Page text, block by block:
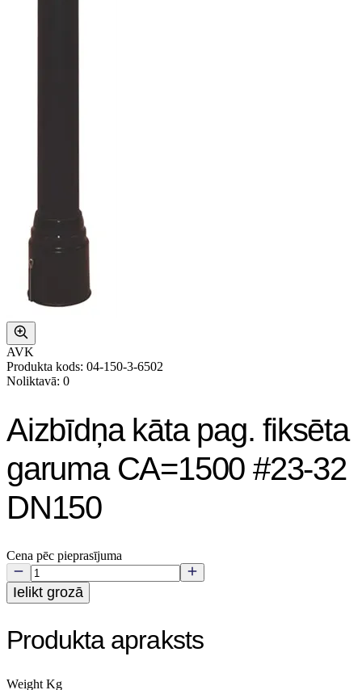
AVK
Produkta kods: 04-150-3-6502
Noliktavā: 0
Aizbīdņa kāta pag. fiksēta
garuma CA=1500 #23-32
DN150
Cena pēc pieprasījuma
Ielikt grozā
Produkta apraksts
Weight Kg